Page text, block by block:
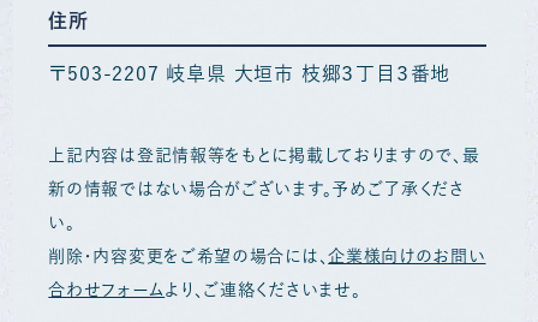
住所
〒503-2207 岐阜県 大垣市 枝郷３丁目３番地
上記内容は登記情報等をもとに掲載しておりますので、最
新の情報ではない場合がございます。予めご了承くださ
い。
削除・内容変更をご希望の場合には、企業様向けのお問い
合わせフォーム より、ご連絡くださいませ。